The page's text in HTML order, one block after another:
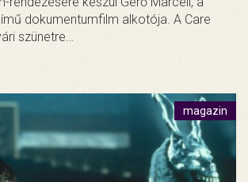
dokumentumfilm alkotója. A Care
szünetre…
magazin